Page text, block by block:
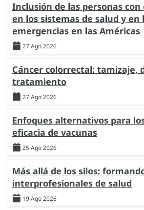
Inclusión de las personas con
en los sistemas de salud y en
emergencias en las Américas
27 Ago 2026
Cáncer colorrectal: tamizaje,
tratamiento
27 Ago 2026
Enfoques alternativos para
eficacia de vacunas
25 Ago 2026
Más allá de los silos:
interprofesionales de salud
19 Ago 2026